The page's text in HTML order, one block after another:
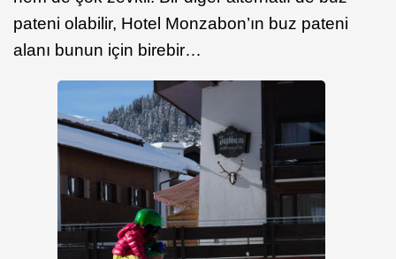
pateni olabilir, Hotel Monzabon’ın buz pateni
alanı bunun için birebir…